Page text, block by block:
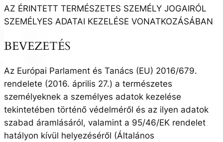
AZ ÉRINTETT TERMÉSZETES SZEMÉLY JOGAIRÓL
SZEMÉLYES ADATAI KEZELÉSE VONATKOZÁSÁBAN
BEVEZETÉS
Az Európai Parlament és Tanács (EU) 2016/679.
rendelete (2016. április 27.) a természetes
személyeknek a személyes adatok kezelése
tekintetében történő védelméről és az ilyen adatok
szabad áramlásáról, valamint a 95/46/EK rendelet
hatályon kívül helyezéséről (Általános